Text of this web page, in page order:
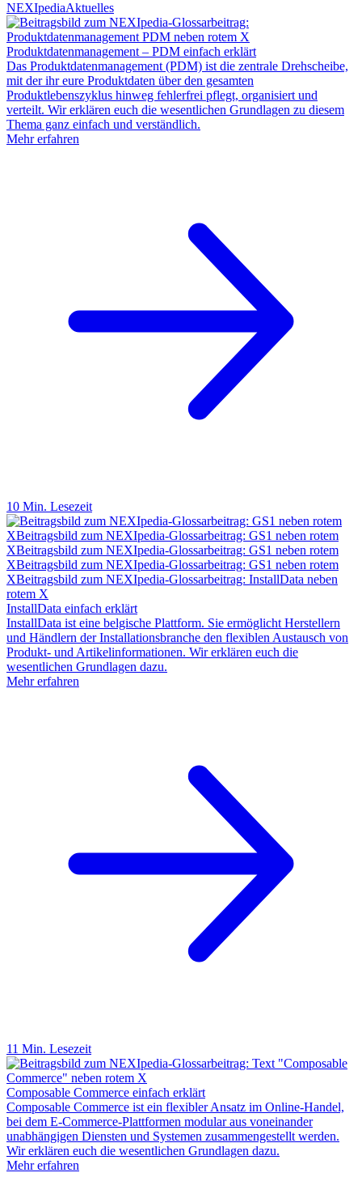
NEXIpediaAktuelles
Produktdatenmanagement – PDM einfach erklärt
Das Produktdatenmanagement (PDM) ist die zentrale Drehscheibe,
mit der ihr eure Produktdaten über den gesamten
Produktlebenszyklus hinweg fehlerfrei pflegt, organisiert und
verteilt. Wir erklären euch die wesentlichen Grundlagen zu diesem
Thema ganz einfach und verständlich.
Mehr erfahren
10 Min. Lesezeit
InstallData einfach erklärt
InstallData ist eine belgische Plattform. Sie ermöglicht Herstellern
und Händlern der Installationsbranche den flexiblen Austausch von
Produkt- und Artikelinformationen. Wir erklären euch die
wesentlichen Grundlagen dazu.
Mehr erfahren
11 Min. Lesezeit
Composable Commerce einfach erklärt
Composable Commerce ist ein flexibler Ansatz im Online-Handel,
bei dem E-Commerce-Plattformen modular aus voneinander
unabhängigen Diensten und Systemen zusammengestellt werden.
Wir erklären euch die wesentlichen Grundlagen dazu.
Mehr erfahren